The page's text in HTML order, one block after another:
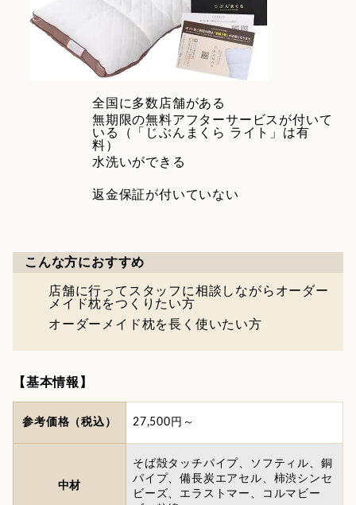
全国に多数店舗がある
無期限の無料アフターサービスが付いて
いる（「じぶんまくら ライト」は有
料）
水洗いができる
返金保証が付いていない
こんな方におすすめ
店舗に行ってスタッフに相談しながらオーダー
メイド枕をつくりたい方
オーダーメイド枕を長く使いたい方
【基本情報】
参考価格（税込） 27,500円～
中材
そば殻タッチパイプ、ソフティル、銅
パイプ、備長炭エアセル、柿渋シンセ
ビーズ、エラストマー、コルマビー